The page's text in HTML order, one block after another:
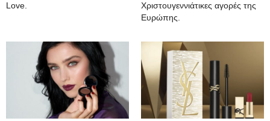
Love.
Χριστουγεννιάτικες αγορές της
Ευρώπης.